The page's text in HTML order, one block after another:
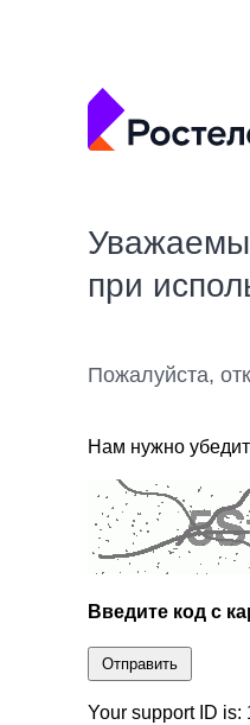
при
Пожалуйста,
Нам нужно
Введите код с
Отправить
Your support ID